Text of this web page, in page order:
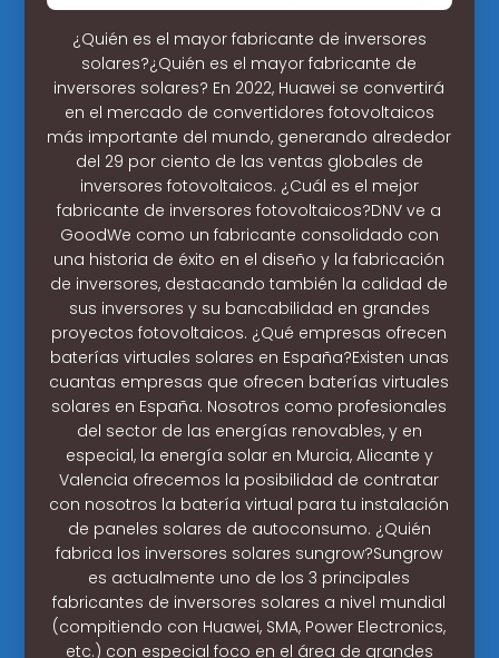
¿Quién es el mayor fabricante de inversores
solares?¿Quién es el mayor fabricante de
inversores solares? En 2022, Huawei se convertirá
en el mercado de convertidores fotovoltaicos
más importante del mundo, generando alrededor
del 29 por ciento de las ventas globales de
inversores fotovoltaicos. ¿Cuál es el mejor
fabricante de inversores fotovoltaicos?DNV ve a
GoodWe como un fabricante consolidado con
una historia de éxito en el diseño y la fabricación
de inversores, destacando también la calidad de
sus inversores y su bancabilidad en grandes
proyectos fotovoltaicos. ¿Qué empresas ofrecen
baterías virtuales solares en España?Existen unas
cuantas empresas que ofrecen baterías virtuales
solares en España. Nosotros como profesionales
del sector de las energías renovables, y en
especial, la energía solar en Murcia, Alicante y
Valencia ofrecemos la posibilidad de contratar
con nosotros la batería virtual para tu instalación
de paneles solares de autoconsumo. ¿Quién
fabrica los inversores solares sungrow?Sungrow
es actualmente uno de los 3 principales
fabricantes de inversores solares a nivel mundial
(compitiendo con Huawei, SMA, Power Electronics,
etc.) con especial foco en el área de grandes